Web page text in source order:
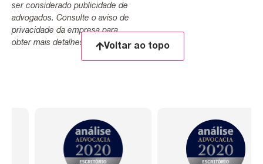
ser considerado publicidade de
advogados. Consulte o aviso de
privacidade da empresa para
obter mais detalhes.
Voltar ao topo